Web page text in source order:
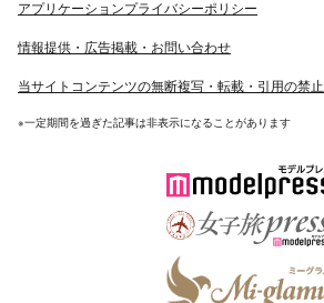
アプリケーションプライバシーポリシー
情報提供・広告掲載・お問い合わせ
当サイトコンテンツの無断複写・転載・引用の禁
※一定期間を過ぎた記事は非表示になることがあります